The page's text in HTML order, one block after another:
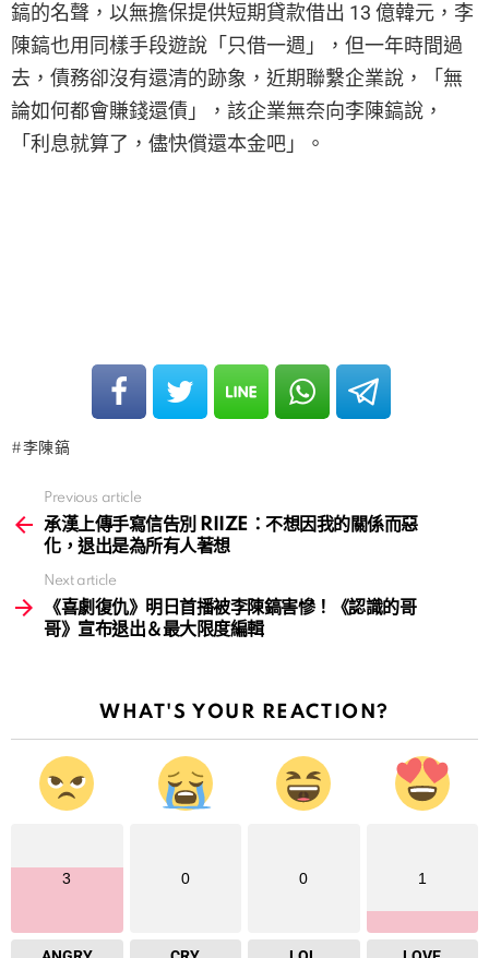
鎬的名聲，以無擔保提供短期貸款借出 13 億韓元，李
陳鎬也用同樣手段遊說「只借一週」，但一年時間過
去，債務卻沒有還清的跡象，近期聯繫企業說，「無
論如何都會賺錢還債」，該企業無奈向李陳鎬說，
「利息就算了，儘快償還本金吧」。
李陳鎬
more
Previous article
承漢上傳手寫信告別 RIIZE：不想因我的關係而惡
化，退出是為所有人著想
Next article
《喜劇復仇》明日首播被李陳鎬害慘！《認識的哥
哥》宣布退出＆最大限度編輯
WHAT'S YOUR REACTION?
3 0 0 1